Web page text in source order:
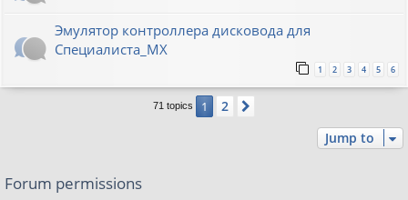
Эмулятор контроллера дисковода для
Специалиста_МХ
1 2 3 4 5 6
71 topics 1 2
Jump to
Forum permissions